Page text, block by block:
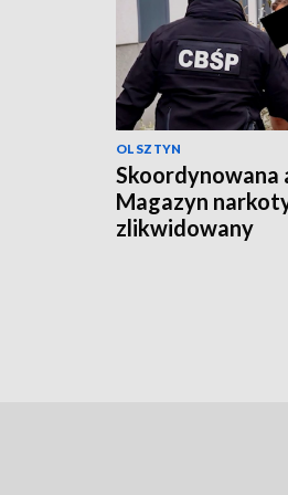
OLSZTYN
Skoordynowana
Magazyn
zlikwidowany